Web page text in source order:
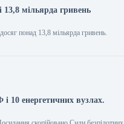
13,8 мільярда гривень
понад 13,8 мільярда гривень.
10 енергетичних вузлах.